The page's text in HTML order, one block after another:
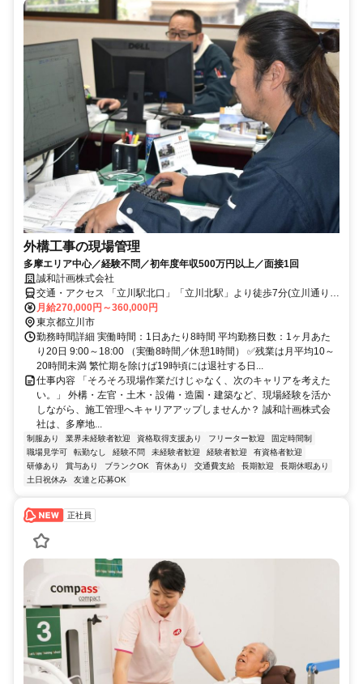
外構工事の現場管理
多摩エリア中心／経験不問／初年度年収500万円以上／面接1回
誠和計画株式会社
交通・アクセス 「立川駅北口」「立川北駅」より徒歩7分(立川通り沿
い)
月給270,000円～360,000円
東京都立川市
勤務時間詳細 実働時間：1日あたり8時間 平均勤務日数：1ヶ月あた
り20日 9:00～18:00 （実働8時間／休憩1時間） ✅残業は月平均10～
20時間未満 繁忙期を除けば19時頃には退社する日...
仕事内容 「そろそろ現場作業だけじゃなく、次のキャリアを考えた
い。」 外構・左官・土木・設備・造園・建築など、現場経験を活か
しながら、施工管理へキャリアアップしませんか？ 誠和計画株式会
社は、多摩地...
制服あり 業界未経験者歓迎 資格取得支援あり フリーター歓迎
固定時間制
職場見学可
転勤なし 経験不問 未経験者歓迎 経験者歓迎
有資格者歓迎
研修あり
賞与あり ブランクOK 育休あり 交通費支給 長期歓迎
長期休暇あり
土日祝休み
友達と応募OK
正社員